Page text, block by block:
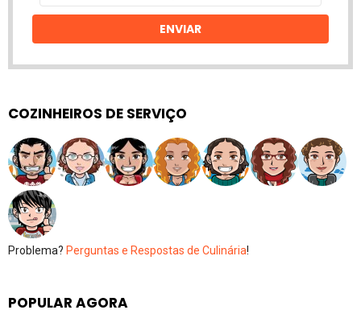
email
ENVIAR
COZINHEIROS DE SERVIÇO
Problema? Perguntas e Respostas de Culinária!
POPULAR AGORA